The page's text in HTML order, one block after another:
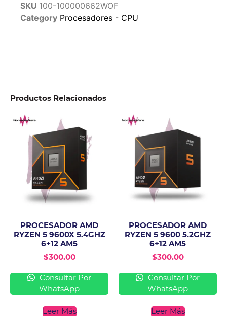
SKU 100-100000662WOF
Category Procesadores - CPU
Productos Relacionados
PROCESADOR AMD
RYZEN 5 9600X 5.4GHZ
6+12 AM5
$300.00
Consultar Por
WhatsApp
Leer Más
PROCESADOR AMD
RYZEN 5 9600 5.2GHZ
6+12 AM5
$300.00
Consultar Por
WhatsApp
Leer Más